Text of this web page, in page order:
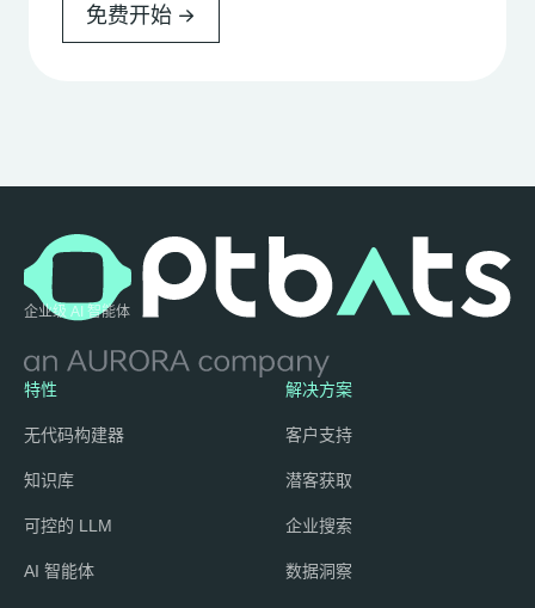
免费开始
企业级 AI 智能体
特性
无代码构建器
知识库
可控的 LLM
AI 智能体
解决方案
客户支持
潜客获取
企业搜索
数据洞察